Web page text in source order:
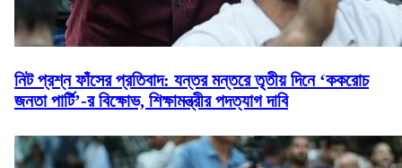
নিট প্রশ্ন ফাঁসের প্রতিবাদ: যন্তর মন্তরে তৃতীয় দিনে ‘ককরোচ
জনতা পার্টি’-র বিক্ষোভ, শিক্ষামন্ত্রীর পদত্যাগ দাবি